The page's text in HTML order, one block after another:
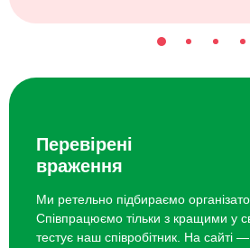
Перевірені
враження
Ми ретельно підбираємо
Співпрацюємо тільки з кращими у
тестує наш співробітник. На сайті